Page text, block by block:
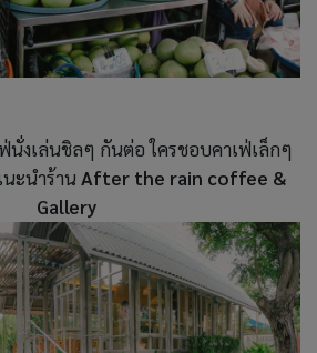
นั่งเล่นชิลๆ กันต่อ ใครชอบคาเฟ่เล็กๆ
ะนำร้าน After the rain coffee &
Gallery